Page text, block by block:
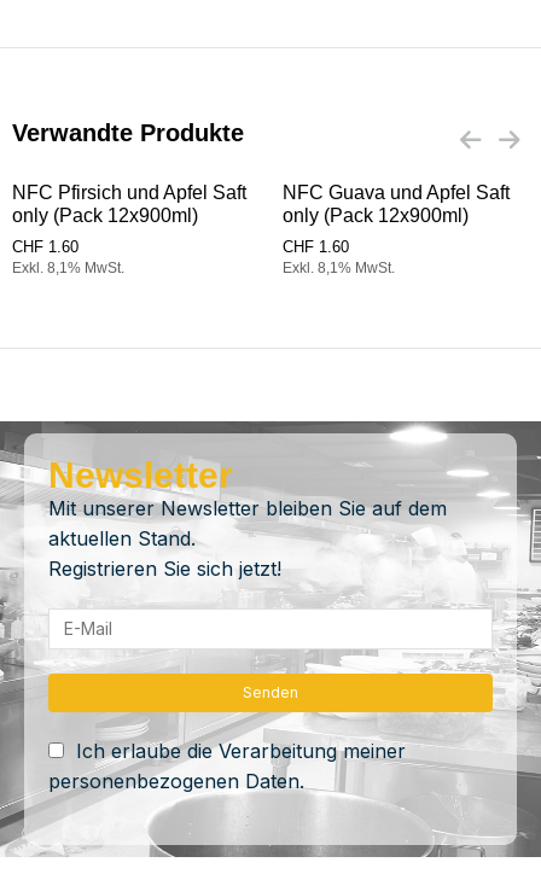
Verwandte Produkte
NFC Pfirsich und Apfel Saft
only (Pack 12x900ml)
CHF 1.60
Exkl. 8,1% MwSt.
NFC Guava und Apfel Saft
only (Pack 12x900ml)
CHF 1.60
Exkl. 8,1% MwSt.
Newsletter
Mit unserer Newsletter bleiben Sie auf dem
aktuellen Stand.
Registrieren Sie sich jetzt!
Ich erlaube die Verarbeitung meiner
personenbezogenen Daten.